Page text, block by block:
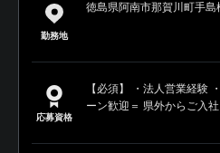
勤務地
徳島県阿南市那賀川町手島
応募資格
【必須】 ・法人営業経験
ーン歓迎＝ 県外からご入